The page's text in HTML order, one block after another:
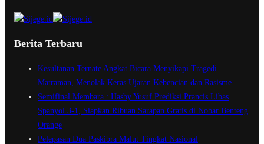
Berita Terbaru
Kesultanan Ternate Angkat Bicara Menyikapi Tragedi
Matraman, Menolak Keras Ujaran Kebencian dan Rasisme
Semifinal Membara : Hasby Yusuf Prediksi Prancis Libas
Spanyol 3-1, Siapkan Ribuan Sarapan Gratis di Nobar Benteng
Orange
Pelepasan Dua Paskibra Malut Tingkat Nasional